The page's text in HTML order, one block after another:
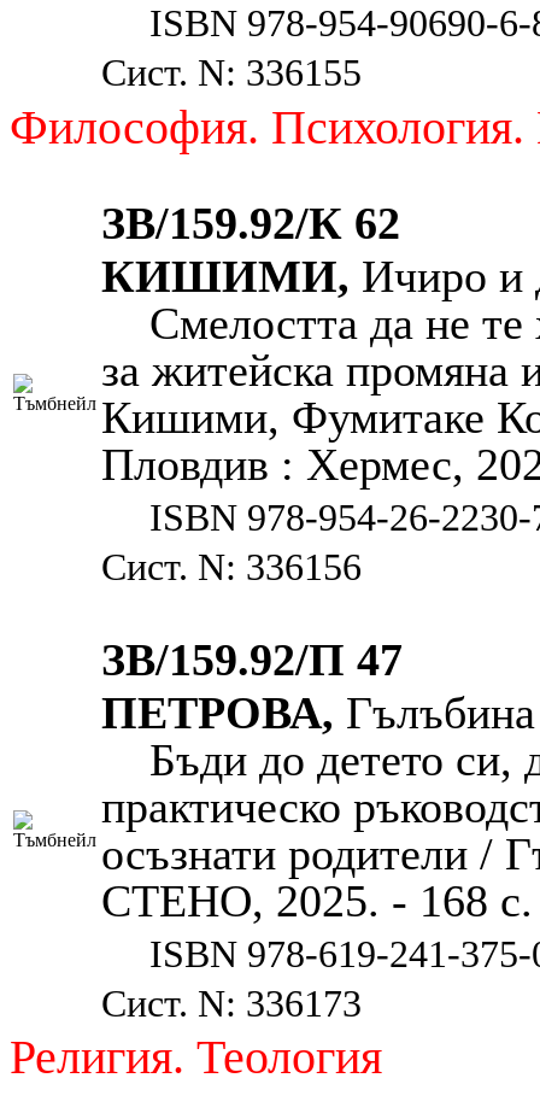
ISBN 978-954-90690-6-
Сист. N: 336155
Философия. Психология.
ЗВ/159.92/К 62
КИШИМИ, Ичиро и
Смелостта да не
за житейска промяна
Кишими, Фумитаке
Пловдив : Хермес,
ISBN 978-954-26-2230-
Сист. N: 336156
ЗВ/159.92/П 47
ПЕТРОВА, Гълъбина
Бъди до детето си,
практическо
осъзнати родители /
СТЕНО, 2025. - 168
ISBN 978-619-241-375-
Сист. N: 336173
Религия. Теология